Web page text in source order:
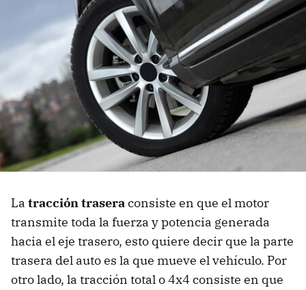
La tracción traseraconsiste en que el motor
transmite toda la fuerza y potencia generada
hacia el eje trasero, esto quiere decir que la parte
trasera del auto es la que mueve el vehículo. Por
otro lado, la tracción total o 4x4 consiste en que